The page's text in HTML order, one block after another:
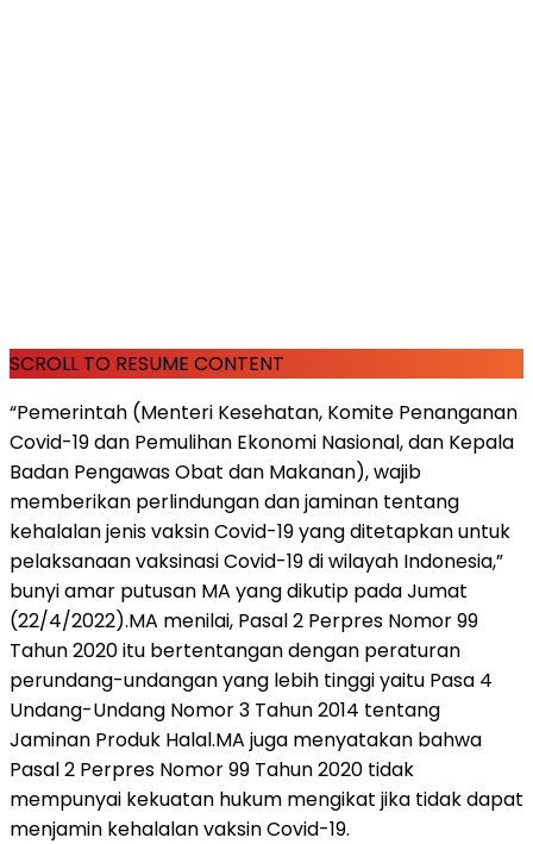
SCROLL TO RESUME CONTENT
“Pemerintah (Menteri Kesehatan, Komite Penanganan
Covid-19 dan Pemulihan Ekonomi Nasional, dan Kepala
Badan Pengawas Obat dan Makanan), wajib
memberikan perlindungan dan jaminan tentang
kehalalan jenis vaksin Covid-19 yang ditetapkan untuk
pelaksanaan vaksinasi Covid-19 di wilayah Indonesia,”
bunyi amar putusan MA yang dikutip pada Jumat
(22/4/2022).MA menilai, Pasal 2 Perpres Nomor 99
Tahun 2020 itu bertentangan dengan peraturan
perundang-undangan yang lebih tinggi yaitu Pasa 4
Undang-Undang Nomor 3 Tahun 2014 tentang
Jaminan Produk Halal.MA juga menyatakan bahwa
Pasal 2 Perpres Nomor 99 Tahun 2020 tidak
mempunyai kekuatan hukum mengikat jika tidak dapat
menjamin kehalalan vaksin Covid-19.